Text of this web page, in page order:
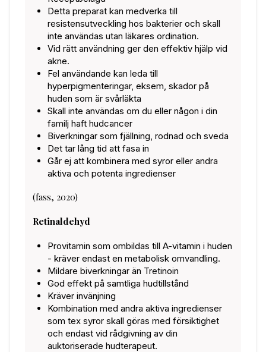
Detta preparat kan medverka till
resistensutveckling hos bakterier och skall
inte användas utan läkares ordination.
Vid rätt användning ger den effektiv hjälp vid
akne.
Fel användande kan leda till
hyperpigmenteringar, eksem, skador på
huden som är svårläkta
Skall inte användas om du eller någon i din
familj haft hudcancer
Biverkningar som fjällning, rodnad och sveda
Det tar lång tid att fasa in
Går ej att kombinera med syror eller andra
aktiva och potenta ingredienser
(fass, 2020)
Retinaldehyd
Provitamin som ombildas till A-vitamin i huden
- kräver endast en metabolisk omvandling.
Mildare biverkningar än Tretinoin
God effekt på samtliga hudtillstånd
Kräver invänjning
Kombination med andra aktiva ingredienser
som tex syror skall göras med försiktighet
och endast vid rådgivning av din
auktoriserade hudterapeut.